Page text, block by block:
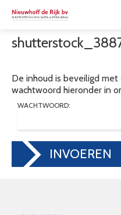
De inhoud is beveiligd
wachtwoord hieronder in
WACHTWOORD:
INVOEREN